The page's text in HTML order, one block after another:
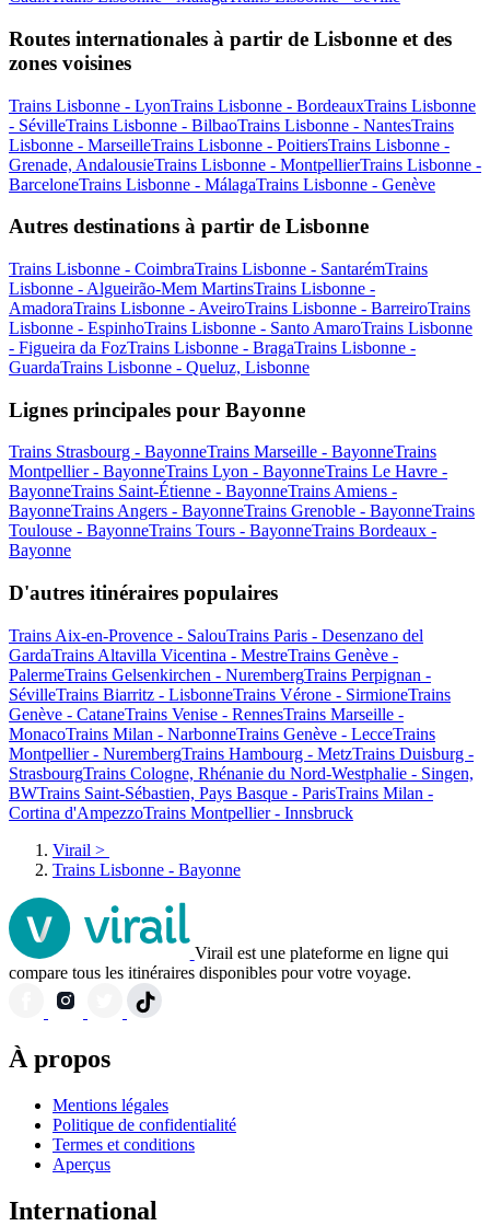
Routes internationales à partir de Lisbonne et des
zones voisines
Trains Lisbonne - LyonTrains Lisbonne - BordeauxTrains Lisbonne
- SévilleTrains Lisbonne - BilbaoTrains Lisbonne - NantesTrains
Lisbonne - MarseilleTrains Lisbonne - PoitiersTrains Lisbonne -
Grenade, AndalousieTrains Lisbonne - MontpellierTrains Lisbonne -
BarceloneTrains Lisbonne - MálagaTrains Lisbonne - Genève
Autres destinations à partir de Lisbonne
Trains Lisbonne - CoimbraTrains Lisbonne - SantarémTrains
Lisbonne - Algueirão-Mem MartinsTrains Lisbonne -
AmadoraTrains Lisbonne - AveiroTrains Lisbonne - BarreiroTrains
Lisbonne - EspinhoTrains Lisbonne - Santo AmaroTrains Lisbonne
- Figueira da FozTrains Lisbonne - BragaTrains Lisbonne -
GuardaTrains Lisbonne - Queluz, Lisbonne
Lignes principales pour Bayonne
Trains Strasbourg - BayonneTrains Marseille - BayonneTrains
Montpellier - BayonneTrains Lyon - BayonneTrains Le Havre -
BayonneTrains Saint-Étienne - BayonneTrains Amiens -
BayonneTrains Angers - BayonneTrains Grenoble - BayonneTrains
Toulouse - BayonneTrains Tours - BayonneTrains Bordeaux -
Bayonne
D'autres itinéraires populaires
Trains Aix-en-Provence - SalouTrains Paris - Desenzano del
GardaTrains Altavilla Vicentina - MestreTrains Genève -
PalermeTrains Gelsenkirchen - NurembergTrains Perpignan -
SévilleTrains Biarritz - LisbonneTrains Vérone - SirmioneTrains
Genève - CataneTrains Venise - RennesTrains Marseille -
MonacoTrains Milan - NarbonneTrains Genève - LecceTrains
Montpellier - NurembergTrains Hambourg - MetzTrains Duisburg -
StrasbourgTrains Cologne, Rhénanie du Nord-Westphalie - Singen,
BWTrains Saint-Sébastien, Pays Basque - ParisTrains Milan -
Cortina d'AmpezzoTrains Montpellier - Innsbruck
Virail >
Trains Lisbonne - Bayonne
Virail est une plateforme en ligne qui
compare tous les itinéraires disponibles pour votre voyage.
À propos
Mentions légales
Politique de confidentialité
Termes et conditions
Aperçus
International